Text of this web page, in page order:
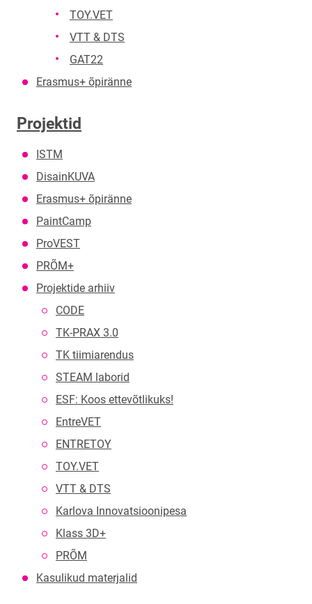
TOY.VET
VTT & DTS
GAT22
Erasmus+ õpiränne
Projektid
ISTM
DisainKUVA
Erasmus+ õpiränne
PaintCamp
ProVEST
PRÕM+
Projektide arhiiv
CODE
TK-PRAX 3.0
TK tiimiarendus
STEAM laborid
ESF: Koos ettevõtlikuks!
EntreVET
ENTRETOY
TOY.VET
VTT & DTS
Karlova Innovatsioonipesa
Klass 3D+
PRÕM
Kasulikud materjalid